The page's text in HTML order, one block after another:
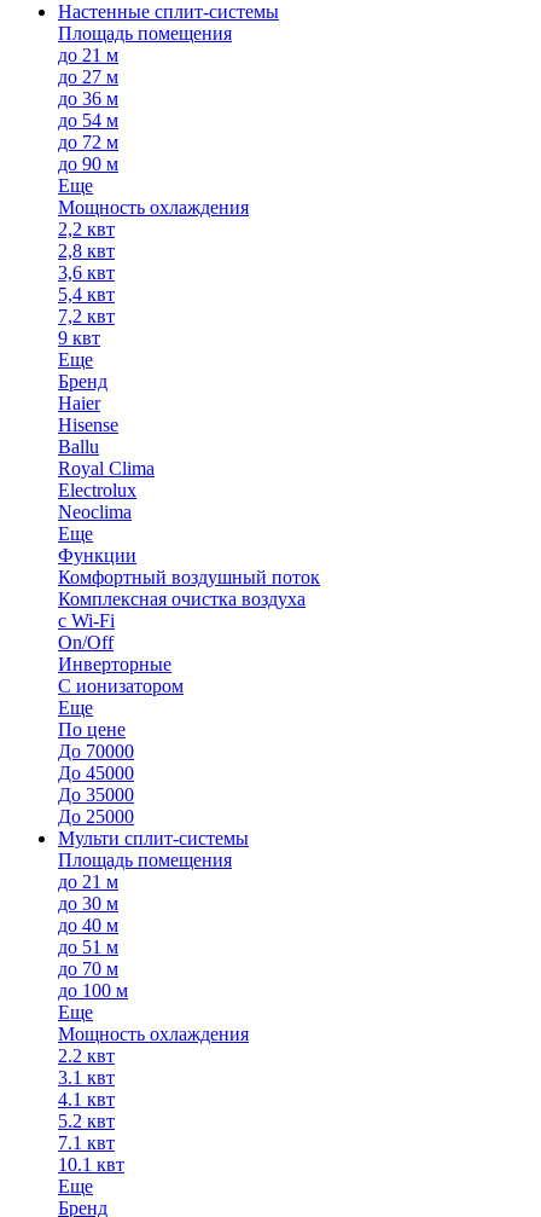
Настенные сплит-системы
Площадь помещения
до 21 м
до 27 м
до 36 м
до 54 м
до 72 м
до 90 м
Еще
Мощность охлаждения
2,2 квт
2,8 квт
3,6 квт
5,4 квт
7,2 квт
9 квт
Еще
Бренд
Haier
Hisense
Ballu
Royal Clima
Electrolux
Neoclima
Еще
Функции
Комфортный воздушный поток
Комплексная очистка воздуха
с Wi-Fi
On/Off
Инверторные
С ионизатором
Еще
По цене
До 70000
До 45000
До 35000
До 25000
Мульти сплит-системы
Площадь помещения
до 21 м
до 30 м
до 40 м
до 51 м
до 70 м
до 100 м
Еще
Мощность охлаждения
2.2 квт
3.1 квт
4.1 квт
5.2 квт
7.1 квт
10.1 квт
Еще
Бренд